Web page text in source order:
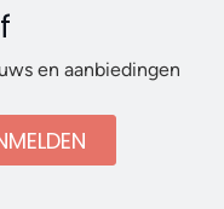
en aanbiedingen